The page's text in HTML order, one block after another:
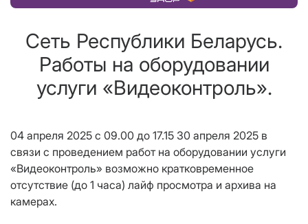
Сеть Республики Беларусь.
Работы на оборудовании
услуги «Видеоконтроль».
04 апреля 2025 с 09.00 до 17.15 30 апреля 2025 в
связи с проведением работ на оборудовании услуги
«Видеоконтроль» возможно кратковременное
отсутствие (до 1 часа) лайф просмотра и архива на
камерах.